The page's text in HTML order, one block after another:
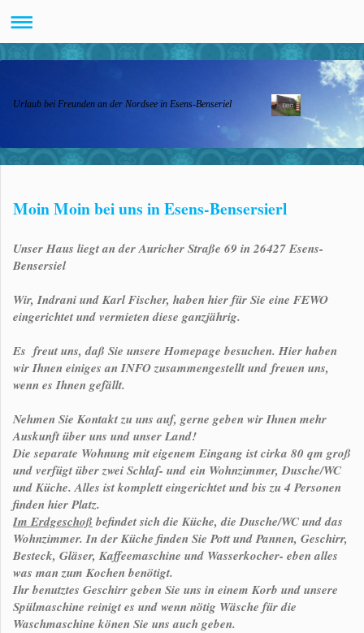
Urlaub bei Freunden an der Nordsee in Esens-Benseriel
Moin Moin bei uns in Esens-Bensersierl
Unser Haus liegt an der Auricher Straße 69 in 26427 Esens-
Bensersiel
Wir, Indrani und Karl Fischer, haben hier für Sie eine FEWO
eingerichtet und vermieten diese ganzjährig.
Es freut uns, daß Sie unsere Homepage besuchen. Hier haben
wir Ihnen einiges an INFO zusammengestellt und freuen uns,
wenn es Ihnen gefällt.
Nehmen Sie Kontakt zu uns auf, gerne geben wir Ihnen mehr
Auskunft über uns und unser Land!
Die separate Wohnung mit eigenem Eingang ist cirka 80 qm groß
und verfügt über zwei Schlaf- und ein Wohnzimmer, Dusche/WC
und Küche. Alles ist komplett eingerichtet und bis zu 4 Personen
finden hier Platz.
Im Erdgeschoß befindet sich die Küche, die Dusche/WC und das
Wohnzimmer. In der Küche finden Sie Pott und Pannen, Geschirr,
Besteck, Gläser, Kaffeemaschine und Wasserkocher- eben alles
was man zum Kochen benötigt.
Ihr benutztes Geschirr geben Sie uns in einem Korb und unsere
Spülmaschine reinigt es und wenn nötig Wäsche für die
Waschmaschine könen Sie uns auch geben.